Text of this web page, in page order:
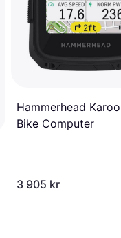
Hammerhead
Bike Computer
3 905 kr